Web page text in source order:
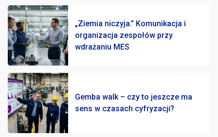
„Ziemia niczyja.” Komunikacja i
organizacja zespołów przy
wdrażaniu MES
Gemba walk – czy to jeszcze ma
sens w czasach cyfryzacji?